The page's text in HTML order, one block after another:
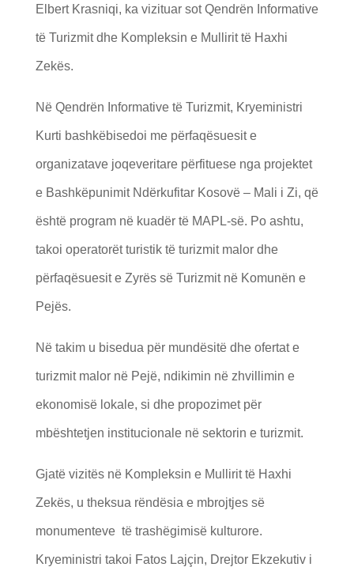
Elbert Krasniqi, ka vizituar sot Qendrën Informative
të Turizmit dhe Kompleksin e Mullirit të Haxhi
Zekës.
Në Qendrën Informative të Turizmit, Kryeministri
Kurti bashkëbisedoi me përfaqësuesit e
organizatave joqeveritare përfituese nga projektet
e Bashkëpunimit Ndërkufitar Kosovë – Mali i Zi, që
është program në kuadër të MAPL-së. Po ashtu,
takoi operatorët turistik të turizmit malor dhe
përfaqësuesit e Zyrës së Turizmit në Komunën e
Pejës.
Në takim u bisedua për mundësitë dhe ofertat e
turizmit malor në Pejë, ndikimin në zhvillimin e
ekonomisë lokale, si dhe propozimet për
mbështetjen institucionale në sektorin e turizmit.
Gjatë vizitës në Kompleksin e Mullirit të Haxhi
Zekës, u theksua rëndësia e mbrojtjes së
monumenteve të trashëgimisë kulturore.
Kryeministri takoi Fatos Lajçin, Drejtor Ekzekutiv i